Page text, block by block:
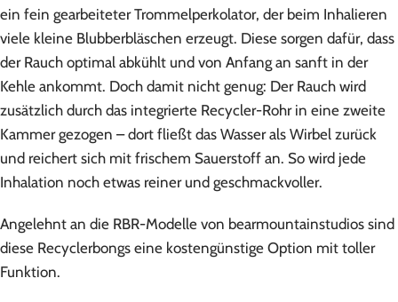
ein fein gearbeiteter Trommelperkolator, der beim Inhalieren
viele kleine Blubberbläschen erzeugt. Diese sorgen dafür, dass
der Rauch optimal abkühlt und von Anfang an sanft in der
Kehle ankommt. Doch damit nicht genug: Der Rauch wird
zusätzlich durch das integrierte Recycler-Rohr in eine zweite
Kammer gezogen – dort fließt das Wasser als Wirbel zurück
und reichert sich mit frischem Sauerstoff an. So wird jede
Inhalation noch etwas reiner und geschmackvoller.
Angelehnt an die RBR-Modelle von bearmountainstudios sind
diese Recyclerbongs eine kostengünstige Option mit toller
Funktion.